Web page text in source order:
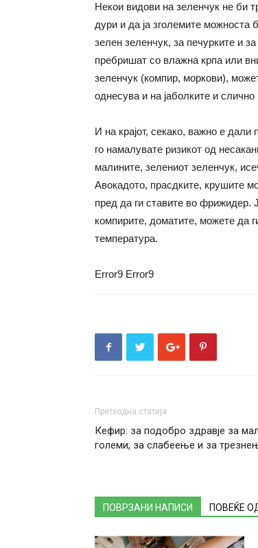
Некои видови на зеленчук не би
дури и да ја зголемите можноста
зелен зеленчук, за печурките и
пребришат со влажна крпа или
зеленчук (компир, моркови),
однесува и на јаболките и слично
И на крајот, секако, важно е дали
го намалувате ризикот од
малините, зелениот зеленчук,
Авокадото, прасдките, крушите
пред да ги ставите во фрижидер.
компирите, доматите, можете да
температура.
Error9 Error9
Претходна статија
Кефир: за подобро здравје за
големи, за слабеење и за
ПОВРЗАНИ НАПИСИ ПОВЕЌЕ